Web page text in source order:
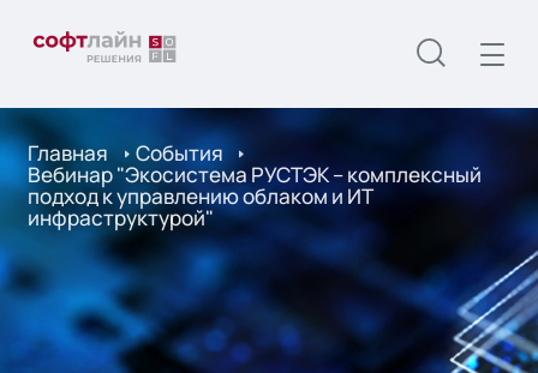
Главная События
Вебинар "Экосистема РУСТЭК – комплексный
подход к управлению облаком и ИТ
инфраструктурой"